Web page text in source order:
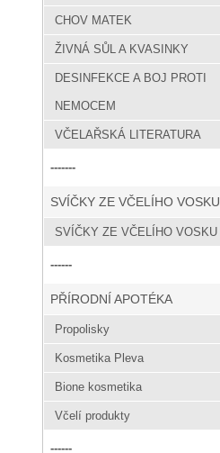
CHOV MATEK
ŽIVNÁ SŮL A KVASINKY
DESINFEKCE A BOJ PROTI
NEMOCEM
VČELAŘSKÁ LITERATURA
-------
SVÍČKY ZE VČELÍHO VOSKU
SVÍČKY ZE VČELÍHO VOSKU
------
PŘÍRODNÍ APOTÉKA
Propolisky
Kosmetika Pleva
Bione kosmetika
Včelí produkty
------